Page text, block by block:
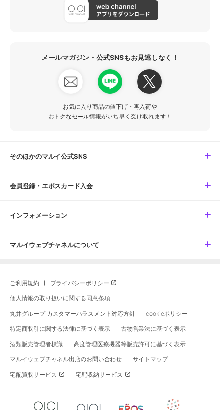
メールマガジン・公式SNSもお見逃しなく！
お気に入り商品の値下げ・再入荷や
おトクなセール情報がいち早く受け取れます！
そのほかのマルイ公式SNS
会員登録・エポスカード入会
インフォメーション
マルイウェブチャネルについて
ご利用規約 プライバシーポリシー
個人情報の取り扱いに関する同意条項
丸井グループ カスタマーハラスメント対応方針 cookieポリシー
特定商取引に関する法律に基づく表示 古物営業法に基づく表示
酒類販売管理者標識 高度管理医療機器等販売許可に基づく表示
マルイウェブチャネル出店のお問い合わせ サイトマップ
宅配買取サービス 宅配収納サービス